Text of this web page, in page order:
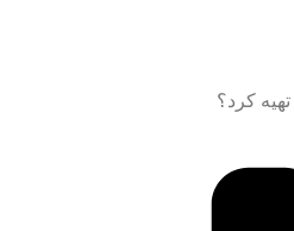
کرد؟